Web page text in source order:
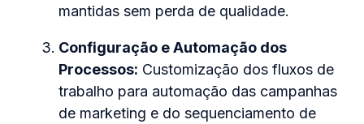
mantidas sem perda de qualidade.
Configuração e Automação dos
Processos: Customização dos fluxos de
trabalho para automação das campanhas
de marketing e do sequenciamento de